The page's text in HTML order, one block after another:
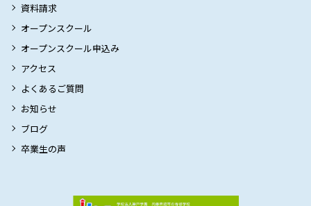
資料請求
オープンスクール
オープンスクール申込み
アクセス
よくあるご質問
お知らせ
ブログ
卒業生の声